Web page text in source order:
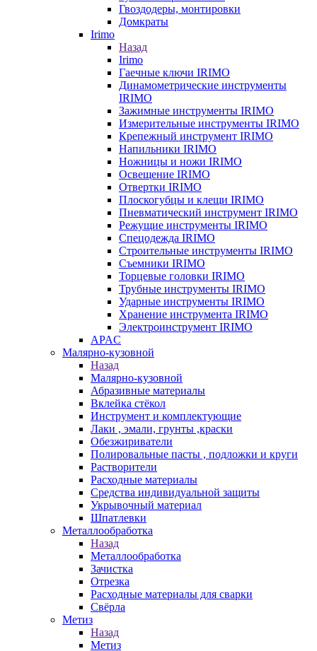
Гвоздодеры, монтировки
Домкраты
Irimo
Назад
Irimo
Гаечные ключи IRIMO
Динамометрические инструменты
IRIMO
Зажимные инструменты IRIMO
Измерительные инструменты IRIMO
Крепежный инструмент IRIMO
Напильники IRIMO
Ножницы и ножи IRIMO
Освещение IRIMO
Отвертки IRIMO
Плоскогубцы и клещи IRIMO
Пневматический инструмент IRIMO
Режущие инструменты IRIMO
Спецодежда IRIMO
Строительные инструменты IRIMO
Съемники IRIMO
Торцевые головки IRIMO
Трубные инструменты IRIMO
Ударные инструменты IRIMO
Хранение инструмента IRIMO
Электроинструмент IRIMO
APAC
Малярно-кузовной
Назад
Малярно-кузовной
Абразивные материалы
Вклейка стёкол
Инструмент и комплектующие
Лаки , эмали, грунты ,краски
Обезжириватели
Полировальные пасты , подложки и круги
Растворители
Расходные материалы
Средства индивидуальной защиты
Укрывочный материал
Шпатлевки
Металлообработка
Назад
Металлообработка
Зачистка
Отрезка
Расходные материалы для сварки
Свёрла
Метиз
Назад
Метиз